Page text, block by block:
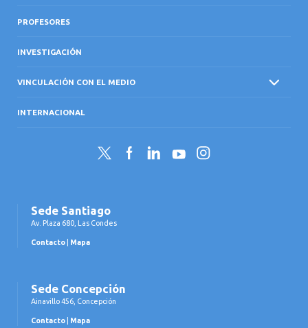
PROFESORES
INVESTIGACIÓN
VINCULACIÓN CON EL MEDIO
INTERNACIONAL
Twitter FacebookLinkedInYouTubeInstagram
Sede Santiago
Av. Plaza 680, Las Condes
Contacto Mapa
Sede Concepción
Ainavillo 456, Concepción
Contacto Mapa